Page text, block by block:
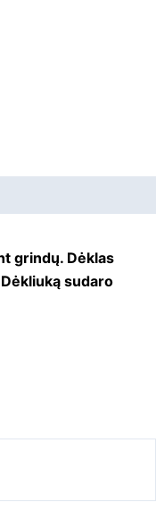
grindų. Dėklas
sudaro